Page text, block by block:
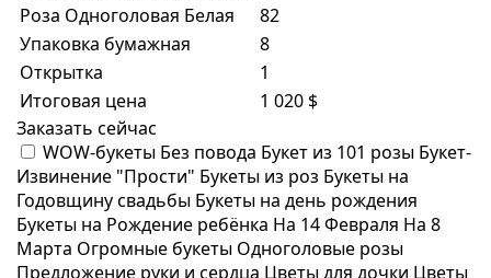
Роза Одноголовая Белая
82
Упаковка бумажная
8
Открытка
1
Итоговая цена
1 020 $
Заказать сейчас
WOW-букеты Без повода Букет из 101 розы Букет-
Извинение "Прости" Букеты из роз Букеты на
Годовщину свадьбы Букеты на день рождения
Букеты на Рождение ребёнка На 14 Февраля На 8
Марта Огромные букеты Одноголовые розы
Предложение руки и сердца Цветы для дочки Цветы